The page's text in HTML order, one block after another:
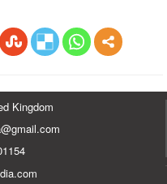
Kingdom